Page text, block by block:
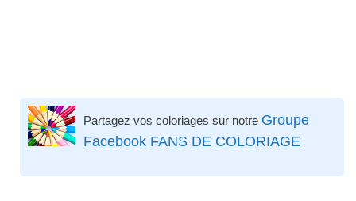
Partagez vos coloriages sur notre Groupe
Facebook FANS DE COLORIAGE